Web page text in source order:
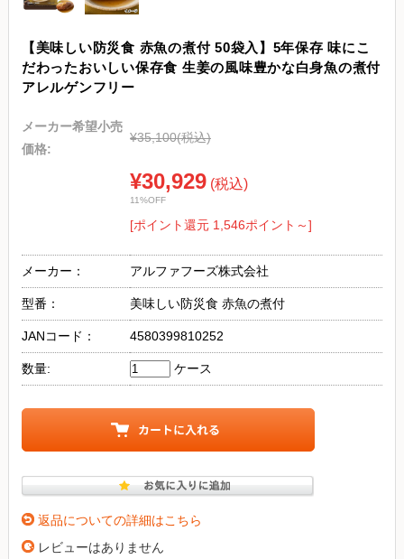
【美味しい防災食 赤魚の煮付 50袋入】5年保存 味にこ
だわったおいしい保存食 生姜の風味豊かな白身魚の煮付
アレルゲンフリー
メーカー希望小売
価格:
¥35,100(税込)
¥30,929 (税込)
11%OFF
[ポイント還元 1,546ポイント～]
メーカー： アルファフーズ株式会社
型番： 美味しい防災食 赤魚の煮付
JANコード： 4580399810252
数量: ケース
返品についての詳細はこちら
レビューはありません